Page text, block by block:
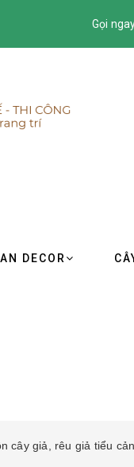
Gọi
DECOR
cây giả, rêu giả tiểu